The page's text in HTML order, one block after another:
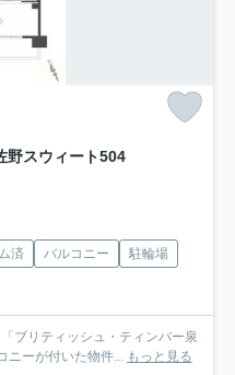
野スウィート504
済 バルコニー
駐輪場
ブリティッシュ・ティンバー泉
ニーが付いた物件... もっと見る